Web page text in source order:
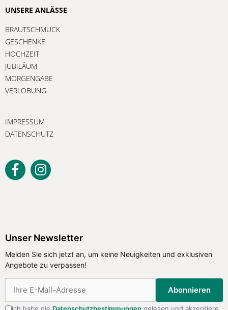
UNSERE ANLÄSSE
BRAUTSCHMUCK
GESCHENKE
HOCHZEIT
JUBILÄUM
MORGENGABE
VERLOBUNG
IMPRESSUM
DATENSCHUTZ
Unser Newsletter
Melden Sie sich jetzt an, um keine Neuigkeiten und exklusiven
Angebote zu verpassen!
Abonnieren
Ich habe die Datenschutzbestimmungen gelesen und akzeptiere